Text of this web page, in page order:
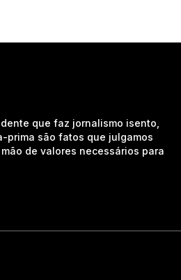
que faz jornalismo isento,
prima são fatos que julgamos
de valores necessários para